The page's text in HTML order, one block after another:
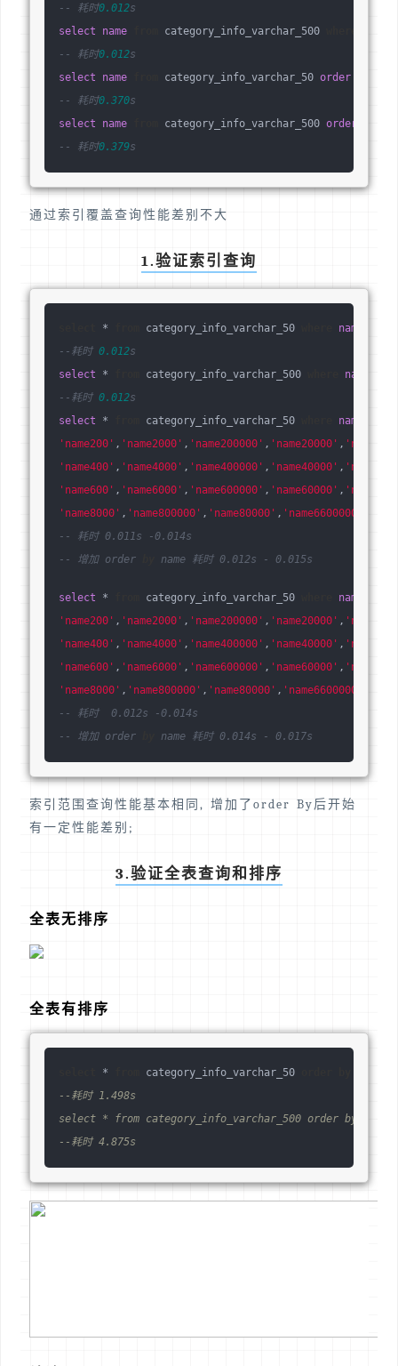
-- 耗时0.012s
select
name category_info_varchar_500
-- 耗时0.012s
select
name category_info_varchar_50 order
-- 耗时0.370s
select
name category_info_varchar_500 order
-- 耗时0.379s
通过索引覆盖查询性能差别不大
1.验证索引查询
* category_info_varchar_50 name
--耗时 0.012s
select * category_info_varchar_500 name
--耗时 0.012s
select * category_info_varchar_50 name
'name200' , 'name2000' , 'name200000' , 'name20000' ,
'name400' , 'name4000' , 'name400000' , 'name40000' ,
'name600' , 'name6000' , 'name600000' , 'name60000' ,
'name8000' , 'name800000' , 'name80000' , 'name6600000'
-- 耗时 0.011s -0.014s
-- 增加 order
name 耗时 0.012s - 0.015s
select * category_info_varchar_50 name
'name200' , 'name2000' , 'name200000' , 'name20000' ,
'name400' , 'name4000' , 'name400000' , 'name40000' ,
'name600' , 'name6000' , 'name600000' , 'name60000' ,
'name8000' , 'name800000' , 'name80000' , 'name6600000'
-- 耗时  0.012s -0.014s
-- 增加 order
name 耗时 0.014s - 0.017s
索引范围查询性能基本相同, 增加了order By后开始
有一定性能差别;
3.验证全表查询和排序
全表无排序
全表有排序
* category_info_varchar_50
--耗时 1.498s
select * from category_info_varchar_500 order by
--耗时 4.875s